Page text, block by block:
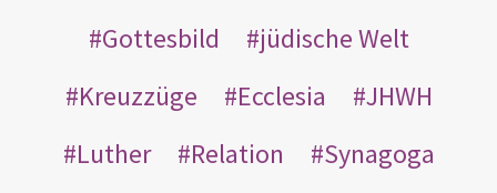
Gottesbild
jüdische Welt
Kreuzzüge
Ecclesia
JHWH
Luther
Relation
Synagoga